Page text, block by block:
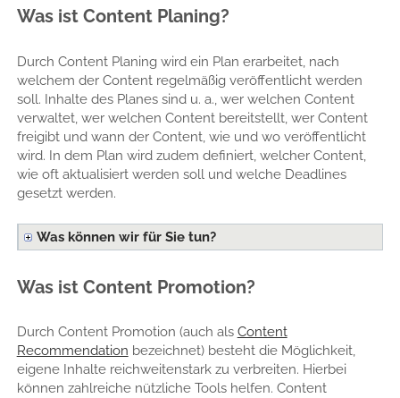
Was ist Content Planing?
Durch Content Planing wird ein Plan erarbeitet, nach
welchem der Content regelmäßig veröffentlicht werden
soll. Inhalte des Planes sind u. a., wer welchen Content
verwaltet, wer welchen Content bereitstellt, wer Content
freigibt und wann der Content, wie und wo veröffentlicht
wird. In dem Plan wird zudem definiert, welcher Content,
wie oft aktualisiert werden soll und welche Deadlines
gesetzt werden.
Was können wir für Sie tun?
Was ist Content Promotion?
Durch Content Promotion (auch als Content
Recommendation bezeichnet) besteht die Möglichkeit,
eigene Inhalte reichweitenstark zu verbreiten. Hierbei
können zahlreiche nützliche Tools helfen. Content